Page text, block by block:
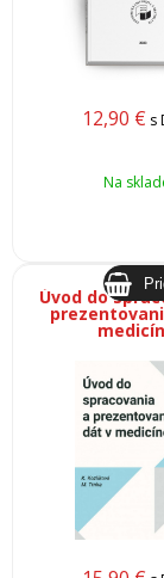
12,90 € s
Na
Úvod do